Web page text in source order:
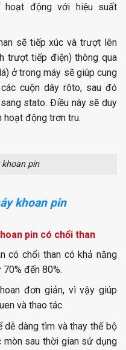
hoạt động với hiệu suất
sẽ tiếp xúc và trượt lên
trượt tiếp điện) thông qua
ở trong máy sẽ giúp cung
cuộn dây rôto, sau đó
stato. Điều này sẽ duy
hoạt động trơn tru.
pin
khoan pin
pin có chổi than
có chổi than có khả năng
đến 80%.
đơn giản, vì vậy giúp
và thao tác.
dễ dàng tìm và thay thế bộ
mòn sau thời gian sử dụng